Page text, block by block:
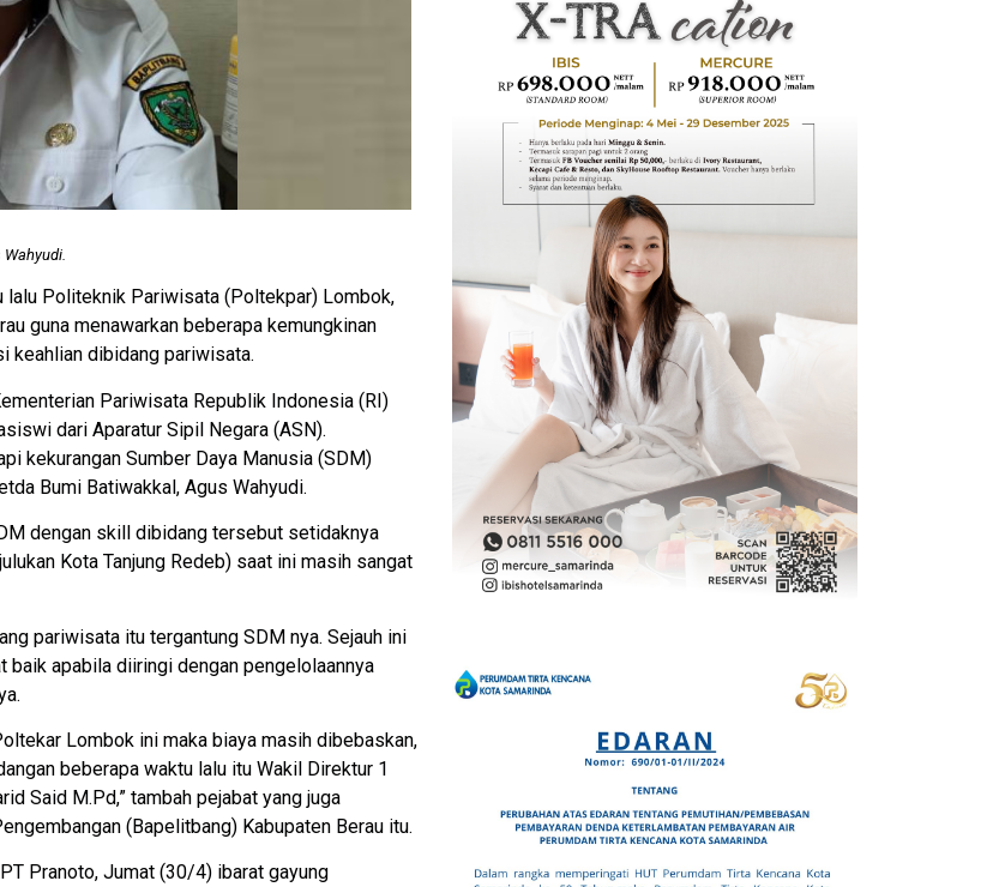
lalu Politeknik Pariwisata (Poltekpar) Lombok,
guna menawarkan beberapa kemungkinan
keahlian dibidang pariwisata.
Pariwisata Republik Indonesia (RI)
dari Aparatur Sipil Negara (ASN).
kekurangan Sumber Daya Manusia (SDM)
Bumi Batiwakkal, Agus Wahyudi.
dengan skill dibidang tersebut setidaknya
Kota Tanjung Redeb) saat ini masih sangat
pariwisata itu tergantung SDM nya. Sejauh ini
baik apabila diiringi dengan pengelolaannya
Lombok ini maka biaya masih dibebaskan,
beberapa waktu lalu itu Wakil Direktur 1
Said M.Pd,” tambah pejabat yang juga
(Bapelitbang) Kabupaten Berau itu.
Pranoto, Jumat (30/4) ibarat gayung